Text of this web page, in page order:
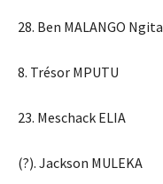
28. Ben MALANGO Ngita
8. Trésor MPUTU
23. Meschack ELIA
(?). Jackson MULEKA